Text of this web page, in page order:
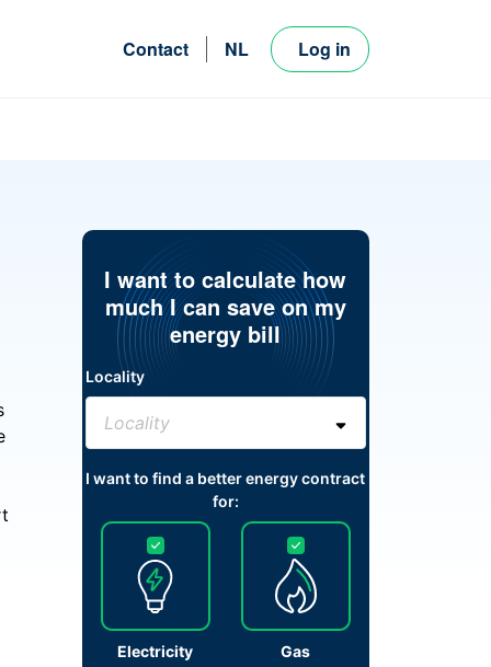
Contact
NL
Log in
I want to calculate how
much I can save on my
energy bill
Locality
I want to find a better energy contract
for:
Electricity Gas